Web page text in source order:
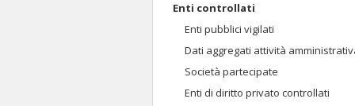
Enti controllati
Enti pubblici vigilati
Dati aggregati attività
Società partecipate
Enti di diritto privato controllati